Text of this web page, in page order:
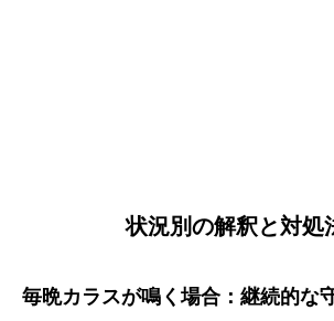
状況別の解釈と対処
毎晩カラスが鳴く場合：継続的な